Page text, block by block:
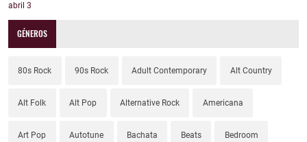
abril 3
GÉNEROS
80s Rock 90s Rock Adult Contemporary Alt Country
Alt Folk Alt Pop Alternative Rock Americana
Art Pop Autotune Bachata Beats Bedroom